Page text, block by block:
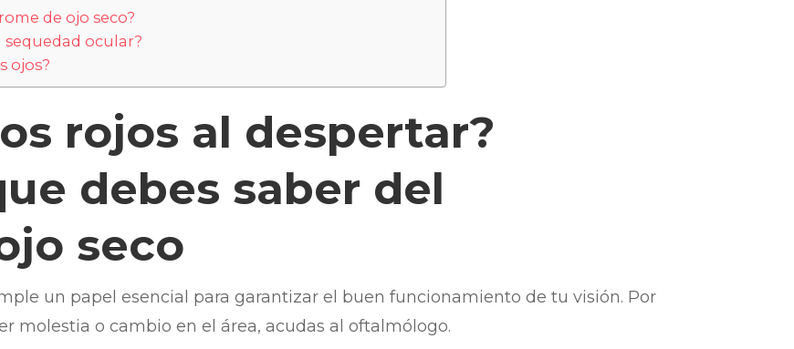
de ojo seco?
sequedad ocular?
ojos?
rojos al despertar?
debes saber del
seco
un papel esencial para garantizar el buen funcionamiento de tu visión. Por
molestia o cambio en el área, acudas al oftalmólogo.